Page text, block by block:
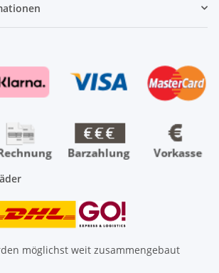
möglichst weit zusammengebaut